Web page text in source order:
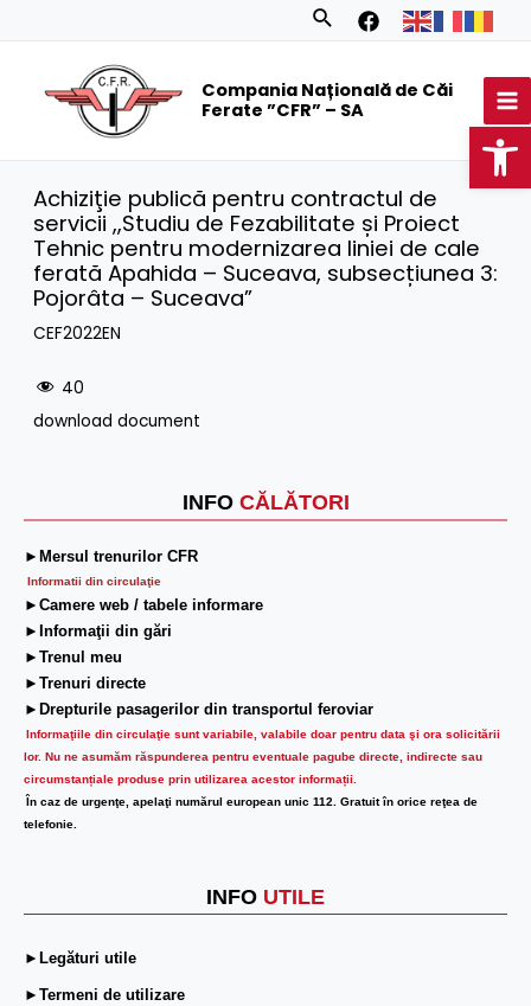
Search
Compania Națională de Căi
Ferate ”CFR” – SA
INFO CĂLĂTORI
►Mersul trenurilor CFR
Informatii din circulaţie
►Camere web / tabele informare
►Informaţii din gări
►Trenul meu
►Trenuri directe
►Drepturile pasagerilor din transportul feroviar
Informaţiile din circulaţie sunt variabile, valabile doar pentru data şi ora solicitării
lor. Nu ne asumăm răspunderea pentru eventuale pagube directe, indirecte sau
circumstanțiale produse prin utilizarea acestor informații.
În caz de urgenţe, apelaţi numărul european unic 112. Gratuit în orice reţea de
telefonie.
INFO UTILE
►Legături utile
►Termeni de utilizare
Achiziţie publică pentru contractul de
servicii ,,Studiu de Fezabilitate și Proiect
Tehnic pentru modernizarea liniei de cale
ferată Apahida – Suceava, subsecțiunea 3:
Pojorâta – Suceava”
CEF2022EN
40
download document